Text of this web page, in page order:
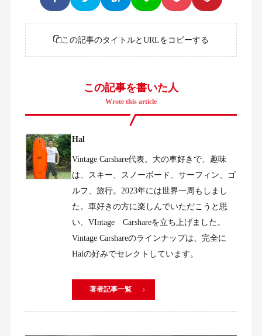
この記事のタイトルとURLをコピーする
この記事を書いた人
Wrote this article
Hal
Vintage Carshare代表。大の車好きで、趣味
は、スキー、スノーボード、サーフィン、ゴ
ルフ、旅行。2023年には世界一周もしまし
た。車好きの方に楽しんでいただこうと思
い、VIntage Carshareを立ち上げました。
Vintage Carshareのラインナップは、完全に
Halの好みでセレクトしています。
著者記事一覧